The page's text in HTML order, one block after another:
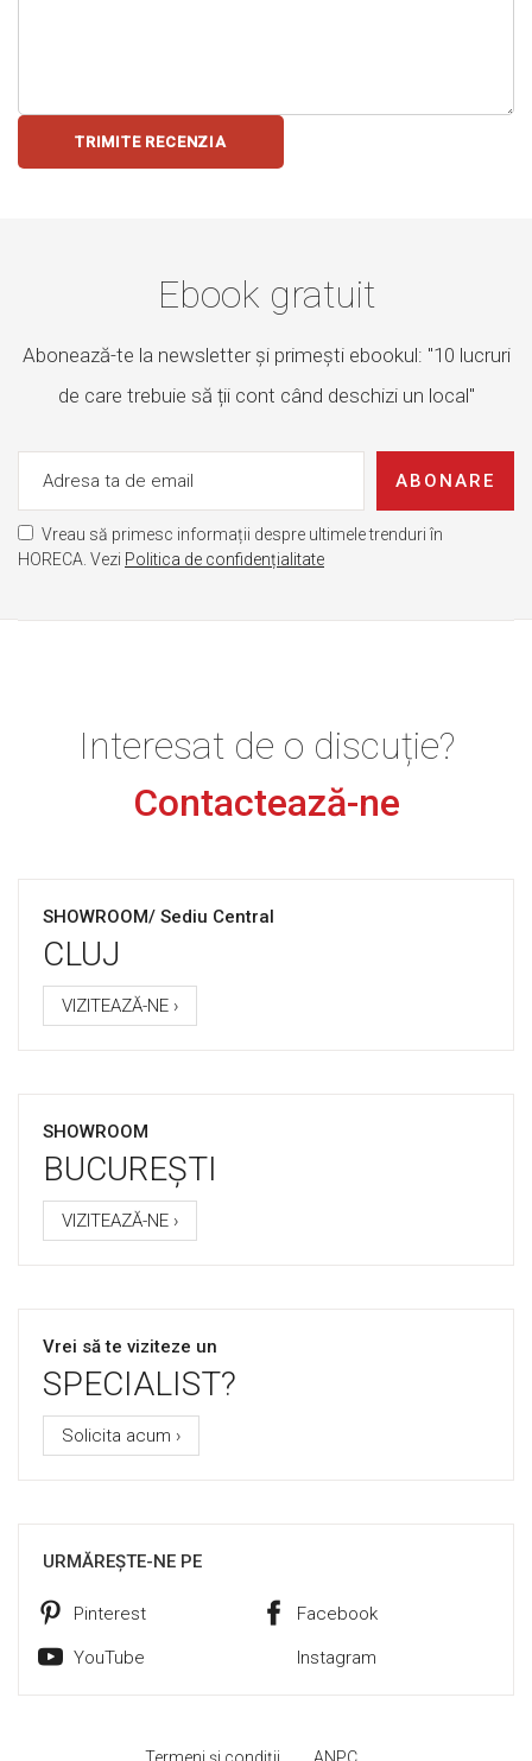
TRIMITE RECENZIA
Ebook gratuit
Abonează-te la newsletter și primești ebookul: "10 lucruri
de care trebuie să ții cont când deschizi un local"
ABONARE
Vreau să primesc informații despre ultimele trenduri în
HORECA. Vezi Politica de confidențialitate
Interesat de o discuție?
Contactează-ne
SHOWROOM/ Sediu Central
CLUJ
VIZITEAZĂ-NE ›
SHOWROOM
BUCUREȘTI
VIZITEAZĂ-NE ›
Vrei să te viziteze un
SPECIALIST?
Solicita acum ›
URMĂREȘTE-NE PE
Pinterest Facebook
YouTube Instagram